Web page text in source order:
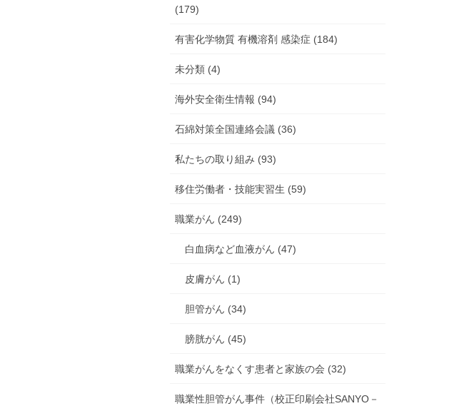
(179)
有害化学物質 有機溶剤 感染症 (184)
未分類 (4)
海外安全衛生情報 (94)
石綿対策全国連絡会議 (36)
私たちの取り組み (93)
移住労働者・技能実習生 (59)
職業がん (249)
白血病など血液がん (47)
皮膚がん (1)
胆管がん (34)
膀胱がん (45)
職業がんをなくす患者と家族の会 (32)
職業性胆管がん事件（校正印刷会社SANYO－